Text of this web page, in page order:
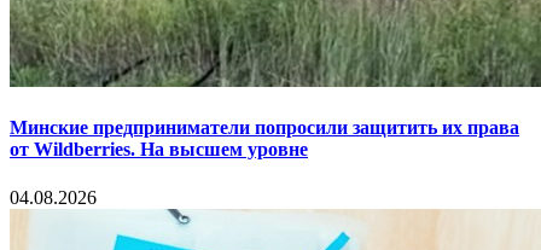
Минские предприниматели попросили защитить их права
от Wildberries. На высшем уровне
04.08.2026